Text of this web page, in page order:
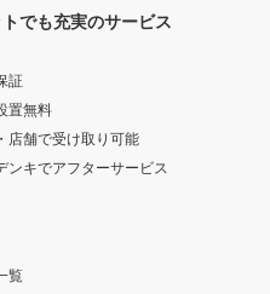
でも充実のサービス
証
置無料
店舗で受け取り可能
ンキでアフターサービス
覧